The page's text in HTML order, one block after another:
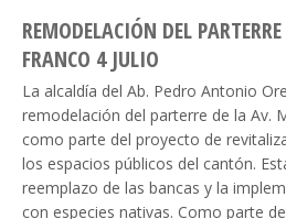
REMODELACIÓN DEL
FRANCO 4 JULIO
La alcaldía del Ab. Pedro Antonio
remodelación del parterre de la Av.
como parte del proyecto de
los espacios públicos del cantón.
reemplazo de las bancas y la
con especies nativas. Como parte